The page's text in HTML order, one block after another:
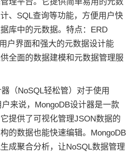
、SQL查询等功能，方便用户快
库中的元数据。特点：ERD
户界面和强大的元数据设计能
全面的数据建模和元数据管理服
（NoSQL轻松管）对于使用
来说，MongoDB设计器是一款
提供了可视化管理JSON数据的
的数据也能快速编辑。MongoDB
成聚合分析，让NoSQL数据管理